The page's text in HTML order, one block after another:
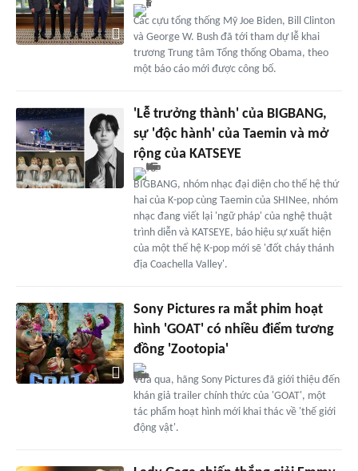
Các cựu tổng thống Mỹ Joe Biden, Bill Clinton
và George W. Bush đã tới tham dự lễ khai
trương Trung tâm Tổng thống Obama, theo
một báo cáo mới được công bố.
'Lễ trưởng thành' của BIGBANG,
sự 'độc hành' của Taemin và mở
rộng của KATSEYE
BIGBANG, nhóm nhạc đại diện cho thế hệ thứ
hai của K-pop cùng Taemin của SHINee, nhóm
nhạc đang viết lại 'ngữ pháp' của nghệ thuật
trình diễn và KATSEYE, báo hiệu sự xuất hiện
của một thế hệ K-pop mới sẽ 'đốt cháy thánh
địa Coachella Valley'.
Sony Pictures ra mắt phim hoạt
hình 'GOAT' có nhiều điểm tương
đồng 'Zootopia'
Vừa qua, hãng Sony Pictures đã giới thiệu đến
khán giả trailer chính thức của 'GOAT', một
tác phẩm hoạt hình mới khai thác về 'thế giới
động vật'.